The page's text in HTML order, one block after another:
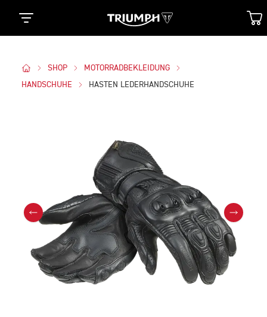
SHOP
MOTORRADBEKLEIDUNG
HANDSCHUHE
HASTEN LEDERHANDSCHUHE